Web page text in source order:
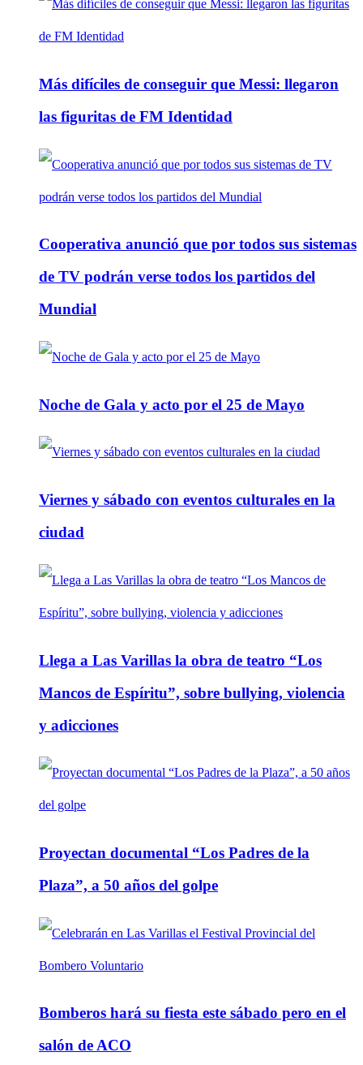
Más difíciles de conseguir que Messi: llegaron
las figuritas de FM Identidad
Cooperativa anunció que por todos sus sistemas
de TV podrán verse todos los partidos del
Mundial
Noche de Gala y acto por el 25 de Mayo
Viernes y sábado con eventos culturales en la
ciudad
Llega a Las Varillas la obra de teatro “Los
Mancos de Espíritu”, sobre bullying, violencia
y adicciones
Proyectan documental “Los Padres de la
Plaza”, a 50 años del golpe
Bomberos hará su fiesta este sábado pero en el
salón de ACO